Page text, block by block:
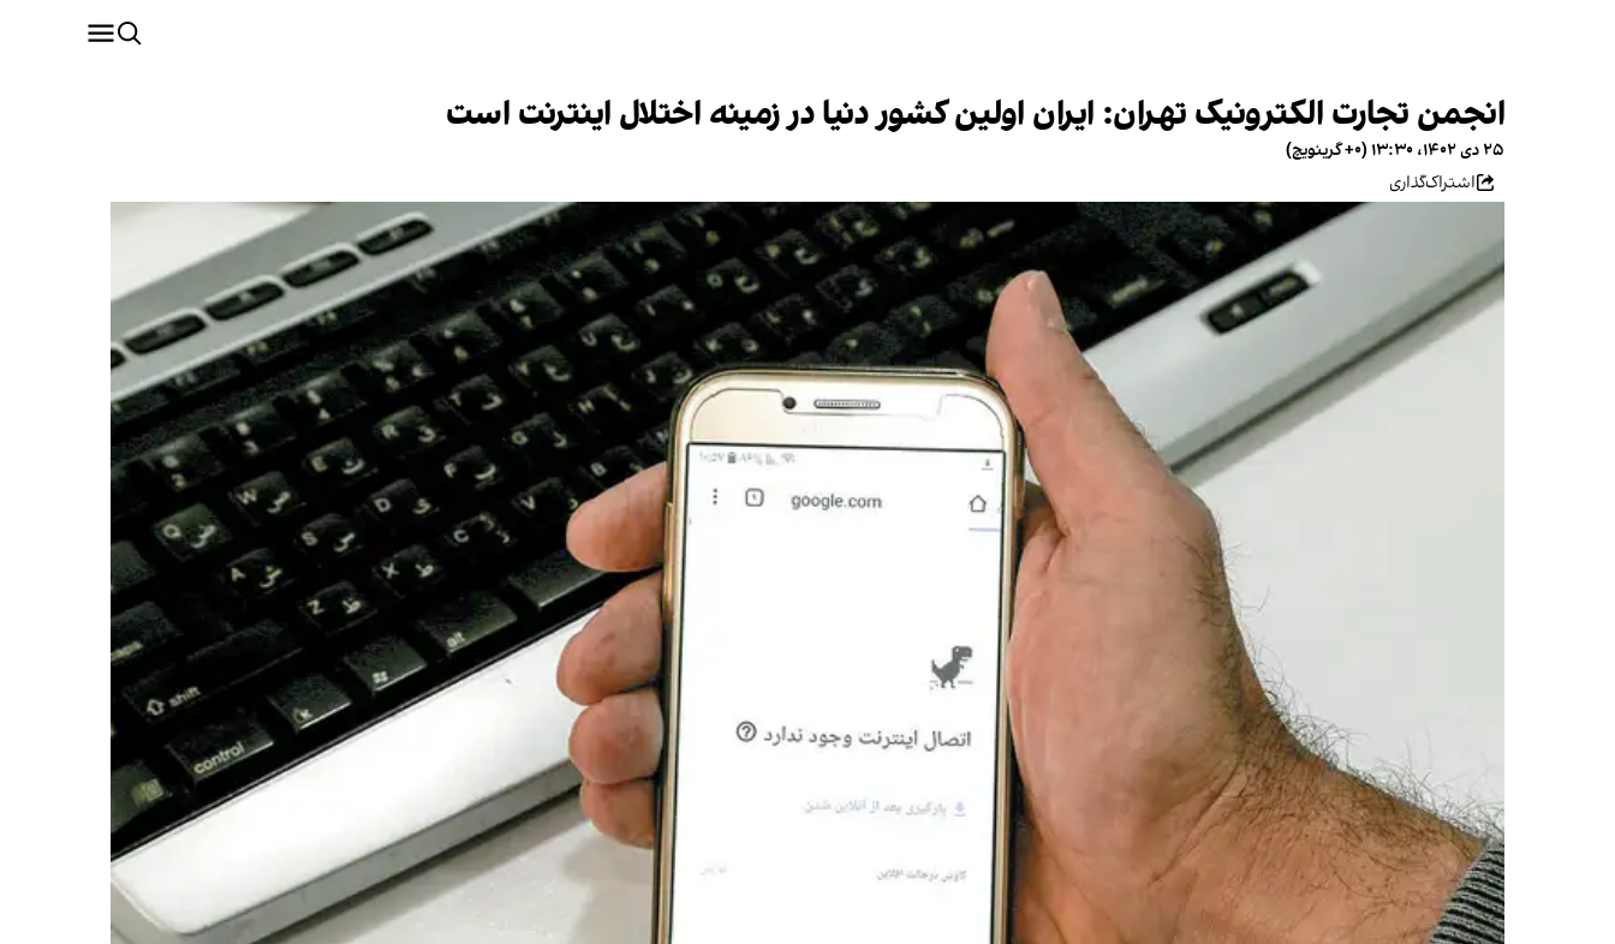
انجمن تجارت الکترونیک تهران: ایران اولین کشور دنیا در زمینه اختلال اینترنت است
۲۵ دی ۱۴۰۲، ۱۳:۳۰ (‎+۰ گرینویچ)
اشتراک‌گذاری